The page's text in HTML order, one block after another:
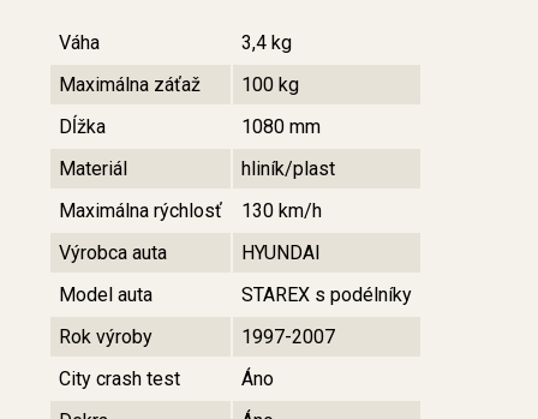
Váha
3,4 kg
Maximálna záťaž
100 kg
Dĺžka
1080 mm
Materiál
hliník/plast
Maximálna rýchlosť
130 km/h
Výrobca auta
HYUNDAI
Model auta
STAREX s podélníky
Rok výroby
1997-2007
City crash test
Áno